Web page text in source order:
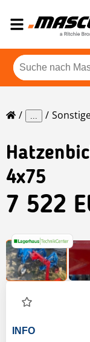
...
4x75
7 522
INFO